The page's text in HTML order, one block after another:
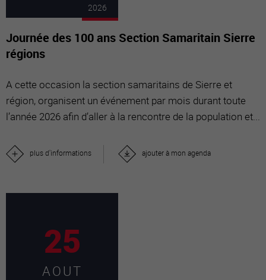
2026
Journée des 100 ans Section Samaritain Sierre
régions
A cette occasion la section samaritains de Sierre et
région, organisent un événement par mois durant toute
l’année 2026 afin d’aller à la rencontre de la population et...
plus d'informations ajouter à mon agenda
25
AOUT